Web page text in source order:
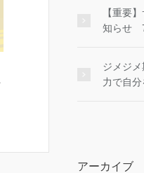
【重要
知らせ
ジメジ
力で自
アーカイブ